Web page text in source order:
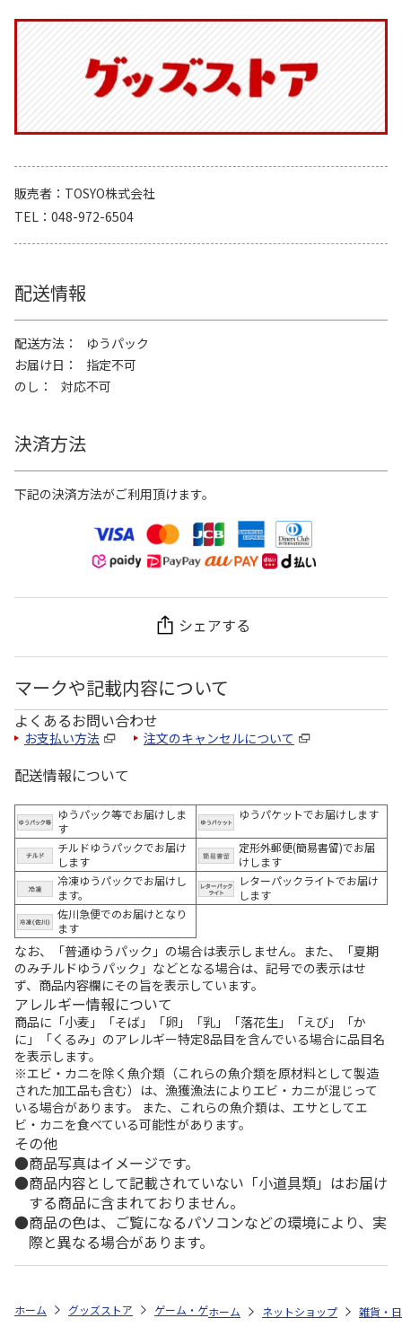
販売者
TOSYO株式会社
TEL
048-972-6504
配送情報
配送方法
ゆうパック
お届け日
指定不可
のし
対応不可
決済方法
下記の決済方法がご利用頂けます。
シェアする
マークや記載内容について
よくあるお問い合わせ
お支払い方法 注文のキャンセルについて
配送情報について
ゆうパック等でお届けしま
す
ゆうパケットでお届けします
チルドゆうパックでお届け
します
定形外郵便(簡易書留)でお届
けします
冷凍ゆうパックでお届けし
ます。
レターパックライトでお届け
します
佐川急便でのお届けとなり
ます
なお、「普通ゆうパック」の場合は表示しません。また、「夏期
のみチルドゆうパック」などとなる場合は、記号での表示はせ
ず、商品内容欄にその旨を表示しています。
アレルギー情報について
商品に「小麦」「そば」「卵」「乳」「落花生」「えび」「か
に」「くるみ」のアレルギー特定8品目を含んでいる場合に品目名
を表示します。
※エビ・カニを除く魚介類（これらの魚介類を原材料として製造
された加工品も含む）は、漁獲漁法によりエビ・カニが混じって
いる場合があります。 また、これらの魚介類は、エサとしてエ
ビ・カニを食べている可能性があります。
その他
商品写真はイメージです。
商品内容として記載されていない「小道具類」はお届け
する商品に含まれておりません。
商品の色は、ご覧になるパソコンなどの環境により、実
際と異なる場合があります。
ホーム グッズストア ゲーム・ゲームキャラクター 英雄伝説 軌跡シ
ホーム ネットショップ 雑貨・